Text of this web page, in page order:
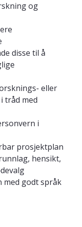
og
disse til å
eller
tråd med
i
prosjektplan
hensikt,
med godt språk